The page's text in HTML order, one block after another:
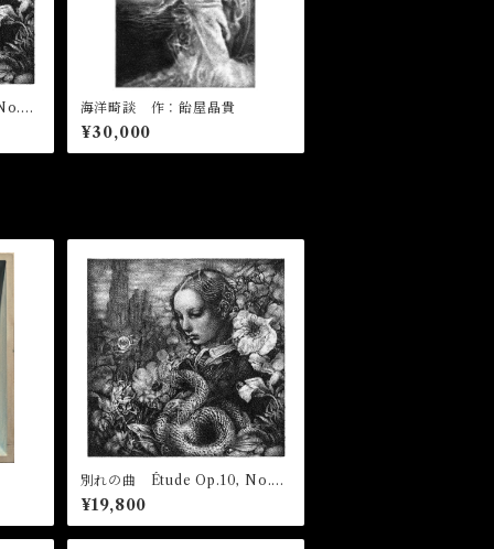
海洋畸談 作：飴屋晶貴
¥30,000
別れの曲 Étude Op.10, No.3
作：飴屋晶貴
¥19,800